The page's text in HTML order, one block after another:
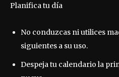
Planifica tu día
No conduzcas ni utilices
siguientes a su uso.
Despeja tu calendario la